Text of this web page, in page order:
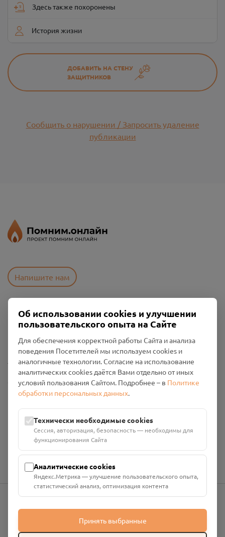
Здесь также похоронены
История жизни
ДОБАВИТЬ НА СТЕНУ
ЗАЩИТНИКОВ
Сообщить о нарушении / Запросить удаление
публикации
Напишите нам
Пользовательское соглашение
Политика конфиденциальности
Промо-материалы
Настройки cookies
Общество с ограниченной ответственностью «Смоленский
Проект Помним»
Юридический адрес: 216790, Смоленская область, р-н
Руднянский, г. Рудня, улица Западная, д. 26А, пом. 18
Номер счёта: 40702810901130004287 в АО "АЛЬФА-БАНК"
Кор. счёт: 30101810200000000593
info@pomnim.online
Об использовании cookies и улучшении
пользовательского опыта на Сайте
Для обеспечения корректной работы Сайта и анализа
поведения Посетителей мы используем cookies и
аналогичные технологии. Согласие на использование
аналитических cookies даётся Вами отдельно от иных
условий пользования Сайтом. Подробнее – в Политике
обработки персональных данных.
Технически необходимые cookies
Сессия, авторизация, безопасность — необходимы для
функционирования Сайта
Аналитические cookies
Яндекс.Метрика — улучшение пользовательского опыта,
статистический анализ, оптимизация контента
Принять выбранные